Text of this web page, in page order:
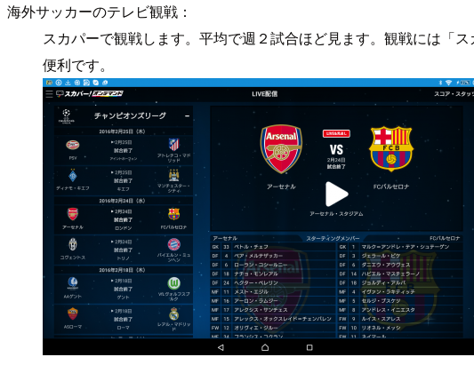
海外サッカーのテレビ観戦：
スカパーで観戦します。平均で週２試合ほど見ます。観戦には「
便利です。